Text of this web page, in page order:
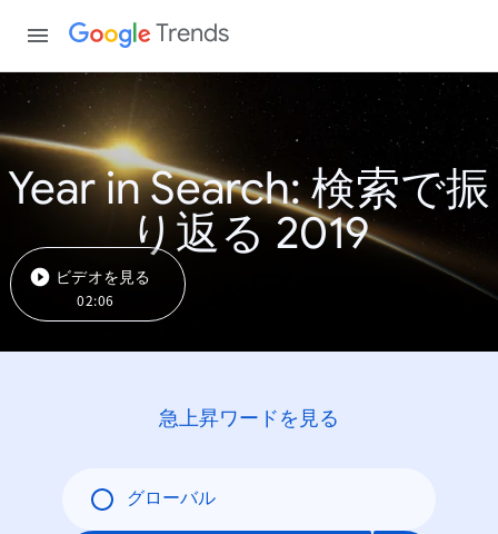
Trends
Year in Search: 検索で振
り返る 2019
ビデオを見る
02:06
急上昇ワードを見る
グローバル